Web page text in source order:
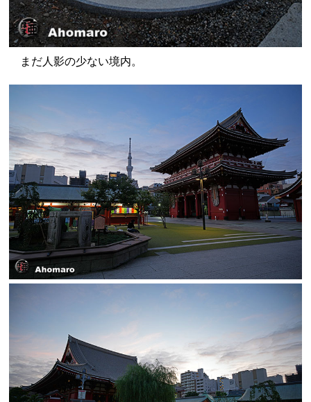
まだ人影の少ない境内。